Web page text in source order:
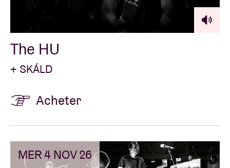
The HU
+ SKÁLD
Acheter
MER 4 NOV 26